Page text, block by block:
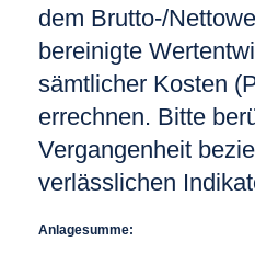
dem Brutto-/
bereinigte
sämtlicher Kosten
errechnen. Bitte
Vergangenheit
verlässlichen
Anlagesumme: